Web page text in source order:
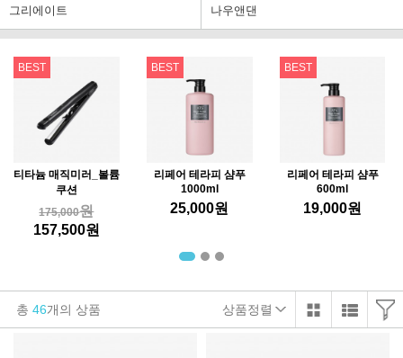
그리에이트 나우앤댄
BEST
티타늄 매직미러_볼륨
쿠션
175,000원
157,500원
BEST
리페어 테라피 샴푸
1000ml
25,000원
BEST
리페어 테라피 샴푸
600ml
19,000원
총 46개의 상품 상품정렬